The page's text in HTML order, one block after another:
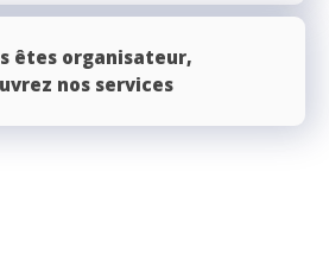
êtes organisateur,
nos services